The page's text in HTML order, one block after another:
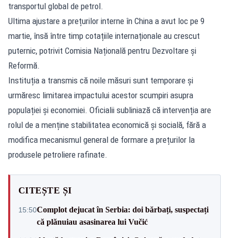
transportul global de petrol.
Ultima ajustare a prețurilor interne în China a avut loc pe 9
martie, însă între timp cotațiile internaționale au crescut
puternic, potrivit Comisia Națională pentru Dezvoltare și
Reformă.
Instituția a transmis că noile măsuri sunt temporare și
urmăresc limitarea impactului acestor scumpiri asupra
populației și economiei. Oficialii subliniază că intervenția are
rolul de a menține stabilitatea economică și socială, fără a
modifica mecanismul general de formare a prețurilor la
produsele petroliere rafinate.
CITEȘTE ȘI
15:50Complot dejucat în Serbia: doi bărbați, suspectați
că plănuiau asasinarea lui Vučić